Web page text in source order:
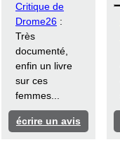
Critique de
Drome26 :
Très
documenté,
enfin un livre
sur ces
femmes...
écrire un avis